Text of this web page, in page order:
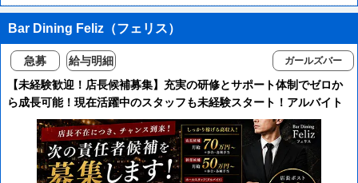
Bar Dining Feliz（フェリス）
急募 給与明細 ガールズバー
【未経験歓迎！店長候補募集】充実の研修とサポート体制でゼロか
ら成長可能！現在活躍中のスタッフも未経験スタート！アルバイト
時給1800円以上＆全額日払いOK！幹部・店長候補は月給70万～
120も！